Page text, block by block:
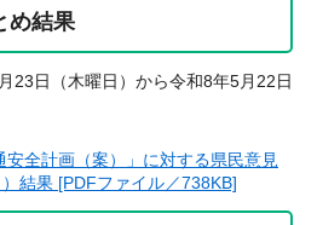
め結果
23日（木曜日）から令和8年5月22日
安全計画（案）」に対する県民意見
結果 [PDFファイル／738KB]